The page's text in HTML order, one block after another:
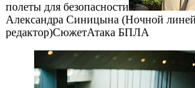
полеты для безопасности
Александра Синицына (Ночной
редактор)СюжетАтака БПЛА